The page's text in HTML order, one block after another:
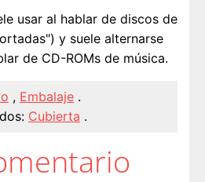
usar al hablar de discos de
y suele alternarse
de CD-ROMs de música.
, Embalaje .
Cubierta .